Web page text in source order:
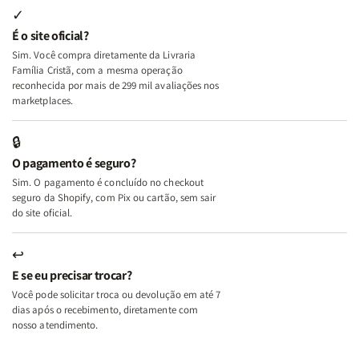
e
Deus
+
A
Mulher
Lar
+
A
Lar
✓
É o site oficial?
Sim. Você compra diretamente da Livraria
Família Cristã, com a mesma operação
reconhecida por mais de 299 mil avaliações nos
marketplaces.
🔒
O pagamento é seguro?
Sim. O pagamento é concluído no checkout
seguro da Shopify, com Pix ou cartão, sem sair
do site oficial.
↩
E se eu precisar trocar?
Você pode solicitar troca ou devolução em até 7
dias após o recebimento, diretamente com
nosso atendimento.